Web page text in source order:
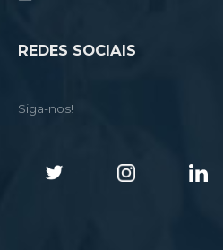
REDES SOCIAIS
Siga-nos!